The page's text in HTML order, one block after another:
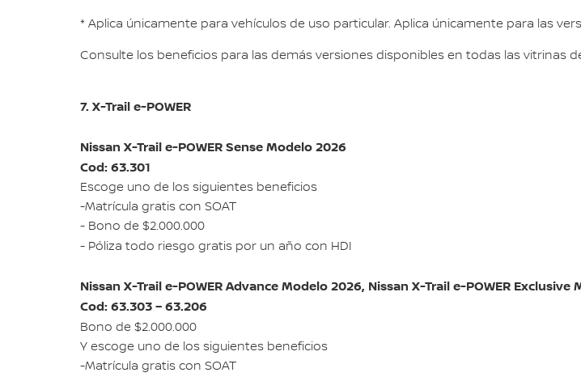
* Aplica únicamente para vehículos de uso particular. Aplica únicamente para las
Consulte los beneficios para las demás versiones disponibles en todas las vitrinas de
7. X-Trail e-POWER
Nissan X-Trail e-POWER Sense Modelo 2026
Cod: 63.301
Escoge uno de los siguientes beneficios
-Matrícula gratis con SOAT
- Bono de $2.000.000
- Póliza todo riesgo gratis por un año con HDI
Nissan X-Trail e-POWER Advance Modelo 2026, Nissan X-Trail e-POWER Exclusive
Cod: 63.303 – 63.206
Bono de $2.000.000
Y escoge uno de los siguientes beneficios
-Matrícula gratis con SOAT